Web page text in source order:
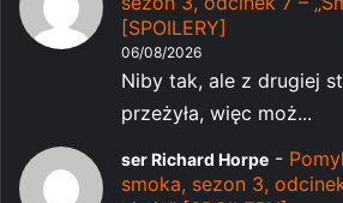
[SPOILERY]
06/08/2026
Niby tak, ale z drugiej
przeżyła, więc moż...
ser Richard Horpe -
smoka, sezon 3,